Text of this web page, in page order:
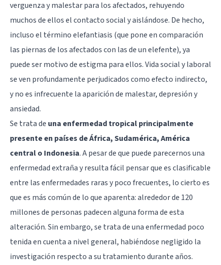
verguenza y malestar para los afectados, rehuyendo
muchos de ellos el contacto social y aislándose. De hecho,
incluso el término elefantiasis (que pone en comparación
las piernas de los afectados con las de un elefente), ya
puede ser motivo de estigma para ellos. Vida social y laboral
se ven profundamente perjudicados como efecto indirecto,
y no es infrecuente la aparición de malestar, depresión y
ansiedad.
Se trata de una enfermedad tropical principalmente
presente en países de África, Sudamérica, América
central o Indonesia. A pesar de que puede parecernos una
enfermedad extraña y resulta fácil pensar que es clasificable
entre las enfermedades raras y poco frecuentes, lo cierto es
que es más común de lo que aparenta: alrededor de 120
millones de personas padecen alguna forma de esta
alteración. Sin embargo, se trata de una enfermedad poco
tenida en cuenta a nivel general, habiéndose negligido la
investigación respecto a su tratamiento durante años.